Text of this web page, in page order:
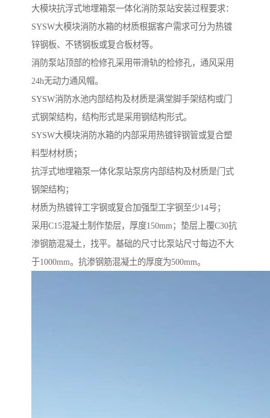
大模块抗浮式地埋箱泵一体化消防泵站安装过程要求：
SYSW大模块消防水箱的材质根据客户需求可分为热镀
锌钢板、不锈钢板或复合板材等。
消防泵站顶部的检修孔采用带滑轨的检修孔，通风采用
24h无动力通风帽。
SYSW消防水池内部结构及材质是满堂脚手架结构或门
式钢架结构，结构形式是采用钢结构形式。
SYSW大模块消防水箱的内部采用热镀锌钢管或复合塑
料型材材质；
抗浮式地埋箱泵一体化泵站泵房内部结构及材质是门式
钢架结构；
材质为热镀锌工字钢或复合加强型工字钢至少14号；
采用C15混凝土制作垫层，厚度150mm；垫层上覆C30抗
渗钢筋混凝土，找平。基础的尺寸比泵站尺寸每边不大
于1000mm。抗渗钢筋混凝土的厚度为500mm。